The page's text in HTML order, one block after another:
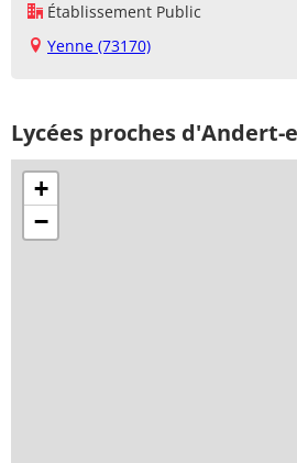
Établissement Public
Yenne (73170)
Lycées proches d'Andert-
+
−